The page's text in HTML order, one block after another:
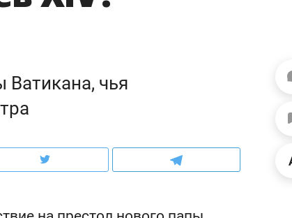
Ватикана, чья
ЖК «Иволга» в Зеленодольске